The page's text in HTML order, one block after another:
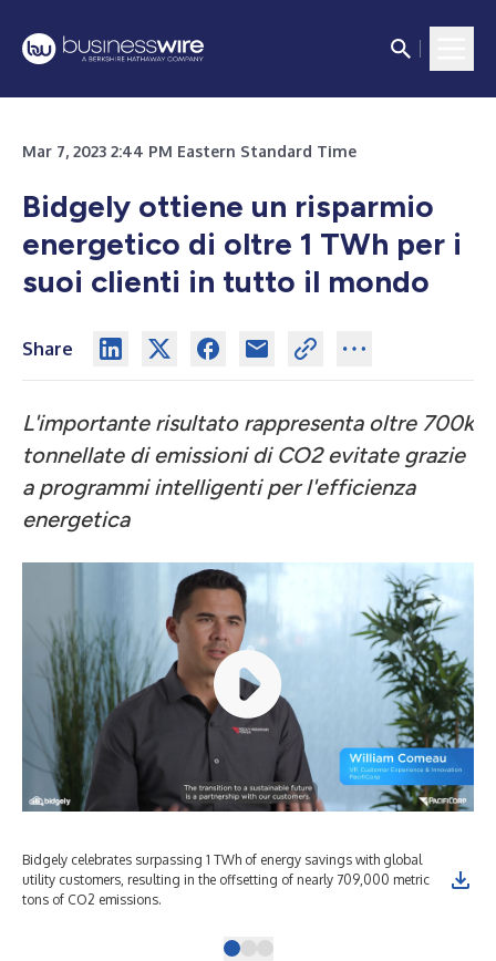
Mar 7, 2023 2:44 PM Eastern Standard Time
Bidgely ottiene un risparmio
energetico di oltre 1 TWh per i
suoi clienti in tutto il mondo
Share
L'importante risultato rappresenta oltre 700k
tonnellate di emissioni di CO2 evitate grazie
a programmi intelligenti per l'efficienza
energetica
Bidgely celebrates surpassing 1 TWh of energy savings with global
utility customers, resulting in the offsetting of nearly 709,000 metric
tons of CO2 emissions.